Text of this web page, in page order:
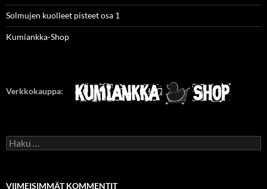
Solmujen kuolleet pisteet osa 1
Kumiankka-Shop
Verkkokauppa:
Haku:
VIIMEISIMMÄT KOMMENTIT